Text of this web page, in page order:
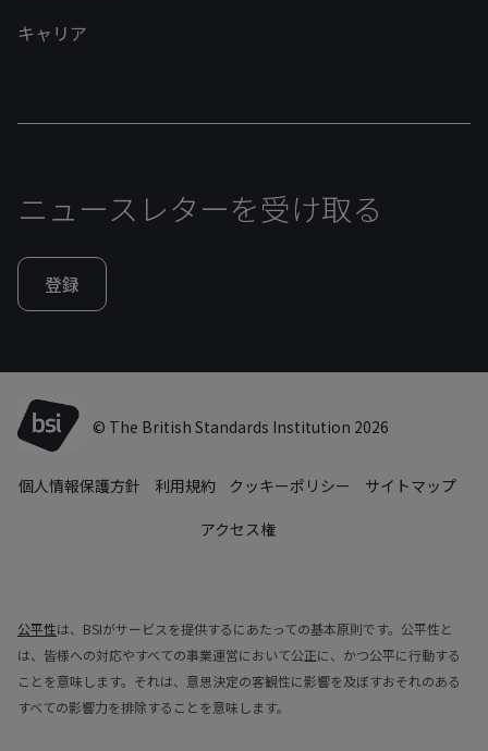
キャリア
ニュースレターを受け取る
登録
© The British Standards Institution 2026
個人情報保護方針 利用規約 クッキーポリシー
サイトマップ
アクセス権
公平性は、BSIがサービスを提供するにあたっての基本原則です。公平性と
は、皆様への対応やすべての事業運営において公正に、かつ公平に行動する
ことを意味します。それは、意思決定の客観性に影響を及ぼすおそれのある
すべての影響力を排除することを意味します。